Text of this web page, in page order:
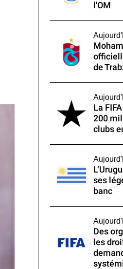
l'OM
de
La
200
clubs
ses
banc
Des
les